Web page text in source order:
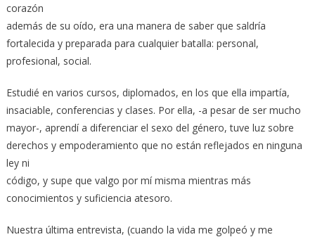
corazón
además de su oído, era una manera de saber que saldría
fortalecida y preparada para cualquier batalla: personal,
profesional, social.
Estudié en varios cursos, diplomados, en los que ella impartía,
insaciable, conferencias y clases. Por ella, -a pesar de ser mucho
mayor-, aprendí a diferenciar el sexo del género, tuve luz sobre
derechos y empoderamiento que no están reflejados en ninguna
ley ni
código, y supe que valgo por mí misma mientras más
conocimientos y suficiencia atesoro.
Nuestra última entrevista, (cuando la vida me golpeó y me